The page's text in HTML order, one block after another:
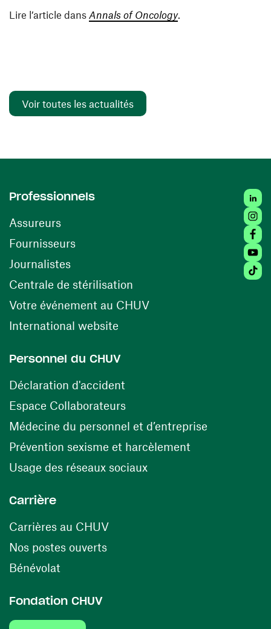
Lire l’article dans Annals of Oncology(ouvre une nouvelle
.
Voir toutes les actualités
Professionnels
Assureurs
Fournisseurs(ouvre une nouvelle fenêtre)
Journalistes
Centrale de stérilisation (ouvre une nouvelle
Votre événement au CHUV(ouvre une nouvelle
International website
Personnel du CHUV
Déclaration d'accident
Espace Collaborateurs(ouvre une nouvelle fenêtre)
Médecine du personnel et d’entreprise
Prévention sexisme et harcèlement
Usage des réseaux sociaux(ouvre une nouvelle
Carrière
Carrières au CHUV(ouvre une nouvelle fenêtre)
Nos postes ouverts(ouvre une nouvelle fenêtre)
Bénévolat
Fondation CHUV